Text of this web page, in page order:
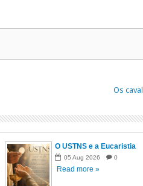
Os
O USTNS e a Eucaristia
05 Aug 2026 0
Read more »